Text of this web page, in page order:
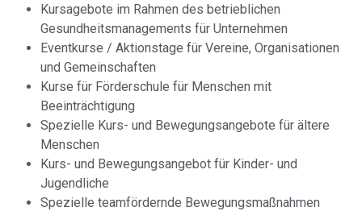
Kursagebote im Rahmen des betrieblichen
Gesundheitsmanagements für Unternehmen
Eventkurse / Aktionstage für Vereine, Organisationen
und Gemeinschaften
Kurse für Förderschule für Menschen mit
Beeinträchtigung
Spezielle Kurs- und Bewegungsangebote für ältere
Menschen
Kurs- und Bewegungsangebot für Kinder- und
Jugendliche
Spezielle teamfördernde Bewegungsmaßnahmen